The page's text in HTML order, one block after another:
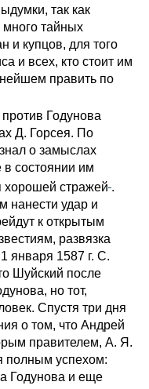
так как
много тайных
и купцов, для того
и всех, кто стоит им
править по
Годунова
Д. Горсея. По
о замыслах
состоянии им
хорошей стражей .
нанести удар и
к открытым
развязка
января 1587 г. С.
Шуйский после
но тот,
Спустя три дня
о том, что Андрей
правителем, А. Я.
полным успехом:
Годунова и еще